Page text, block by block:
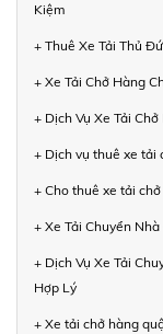
Kiệm
+ Thuê Xe Tải Thủ
+ Xe Tải Chở Hàng
+ Dịch Vụ Xe Tải
+ Dịch vụ thuê xe tải
+ Cho thuê xe tải
+ Xe Tải Chuyển
+ Dịch Vụ Xe Tải
Hợp Lý
+ Xe tải chở hàng